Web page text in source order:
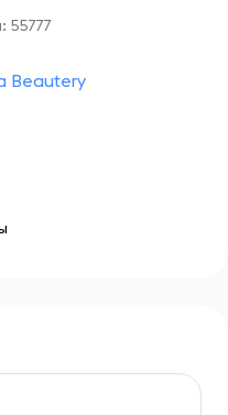
55777
Beautery